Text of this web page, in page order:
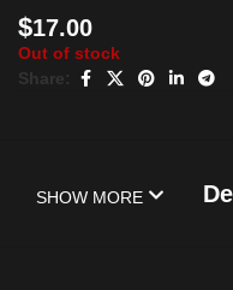
$17.00
Out of stock
Share:
SHOW MORE